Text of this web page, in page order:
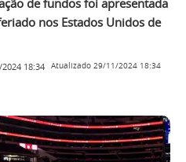
de fundos foi apresentada
nos Estados Unidos de
18:34 Atualizado 29/11/2024 18:34